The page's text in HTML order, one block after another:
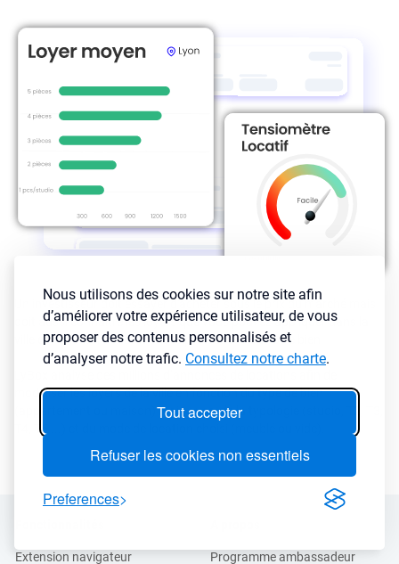
Nous utilisons des cookies sur notre site afin
d’améliorer votre expérience utilisateur, de vous
proposer des contenus personnalisés et
d’analyser notre trafic. Consultez notre charte.
Tout accepter
Refuser les cookies non essentiels
Preferences
Un investisseur doit essayer d'acheter sous le prix du marché mais
doit aussi connaître les loyers que vous pouvez appliquer dans la
ville en fonction de l’état et des prestations de votre bien.
modéliser les loyers de la ville en fonction du type de bien
(appartement ou maison) mais aussi de la typologie (studio, T2, T3,
T4, T5 ...) et du mode de location choisi (meublé ou vide).
Extension navigateur Programme ambassadeur